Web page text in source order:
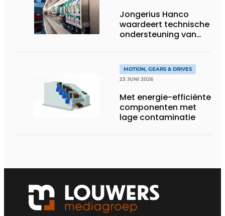
Jongerius Hanco
waardeert technische
ondersteuning van
MOTION, GEARS & DRIVES
23 JUNI 2026
Met energie-efficiënte
componenten met
lage contaminatie